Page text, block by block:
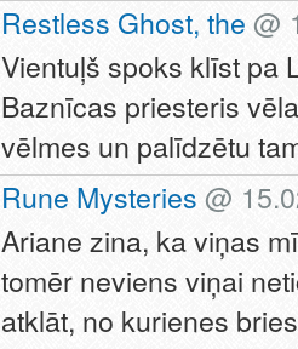
Restless Ghost, the @
Vientuļš spoks klīst pa
Baznīcas priesteris
vēlmes un palīdzētu
Rune Mysteries @
Ariane zina, ka viņas
tomēr neviens viņai
atklāt, no kurienes